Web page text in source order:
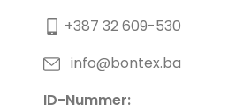
+387 32 609-530
info@bontex.ba
ID-Nummer: